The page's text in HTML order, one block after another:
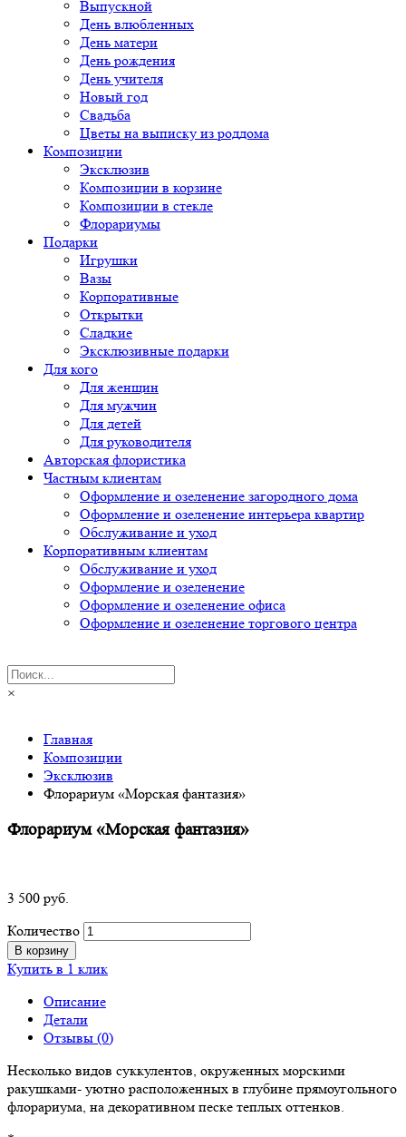
Выпускной
День влюбленных
День матери
День рождения
День учителя
Новый год
Свадьба
Цветы на выписку из роддома
Композиции
Эксклюзив
Композиции в корзине
Композиции в стекле
Флорариумы
Подарки
Игрушки
Вазы
Корпоративные
Открытки
Сладкие
Эксклюзивные подарки
Для кого
Для женщин
Для мужчин
Для детей
Для руководителя
Авторская флористика
Частным клиентам
Оформление и озеленение загородного дома
Оформление и озеленение интерьера квартир
Обслуживание и уход
Корпоративным клиентам
Обслуживание и уход
Оформление и озеленение
Оформление и озеленение офиса
Оформление и озеленение торгового центра
×
Главная
Композиции
Эксклюзив
Флорариум «Морская фантазия»
Флорариум «Морская фантазия»
3 500 руб.
Количество
В корзину
Купить в 1 клик
Описание
Детали
Отзывы (0)
Несколько видов суккулентов, окруженных морскими
ракушками- уютно расположенных в глубине прямоугольного
флорариума, на декоративном песке теплых оттенков.